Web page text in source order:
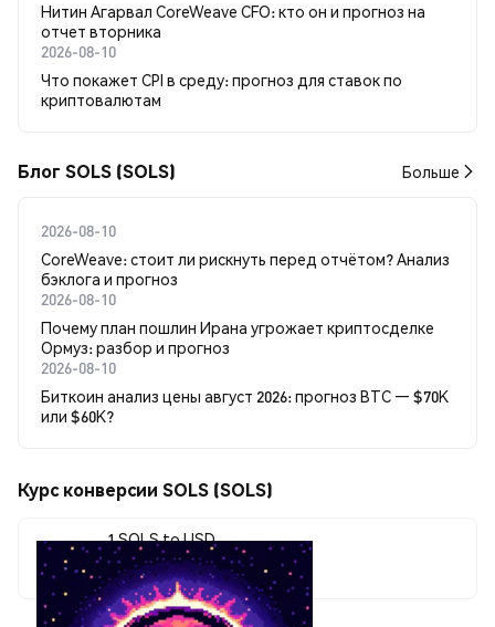
Нитин Агарвал CoreWeave CFO: кто он и прогноз на
отчет вторника
2026-08-10
Что покажет CPI в среду: прогноз для ставок по
криптовалютам
Блог SOLS (SOLS) Больше
2026-08-10
CoreWeave: стоит ли рискнуть перед отчётом? Анализ
бэклога и прогноз
2026-08-10
Почему план пошлин Ирана угрожает криптосделке
Ормуз: разбор и прогноз
2026-08-10
Биткоин анализ цены август 2026: прогноз BTC — $70K
или $60K?
Курс конверсии SOLS (SOLS)
1 SOLS to USD
$0.00499757